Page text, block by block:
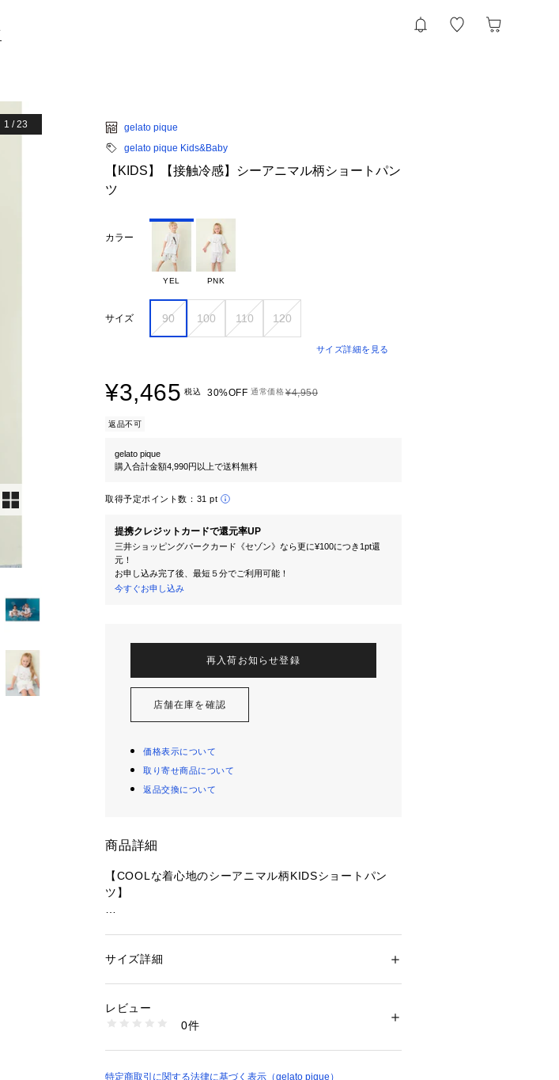
1 /23
gelato pique
gelato pique Kids&Baby
【KIDS】【接触冷感】シーアニマル柄ショートパン
ツ
カラー
YEL PNK
サイズ 90 100 110 120
サイズ詳細を見る
¥3,465 税込 30%OFF 通常価格¥4,950
返品不可
gelato pique
購入合計金額4,990円以上で送料無料
取得予定ポイント数： 31 pt
提携クレジットカードで還元率UP
三井ショッピングパークカード《セゾン》なら更に¥100につき1pt還
元！
お申し込み完了後、最短５分でご利用可能！
今すぐお申し込み
再入荷お知らせ登録
店舗在庫を確認
価格表示について
取り寄せ商品について
返品交換について
商品詳細
【COOLな着心地のシーアニマル柄KIDSショートパン
ツ】
のベア天竺を使用しています。
夏の海でのんびり過ごす動物たちと、ひんやりとしたC
OOLな肌触りが爽快な、カップルやファミリーでお楽し
生き物たちを総柄プリント。生き物たちの可愛さを引き
性別：キッズ・ベビー
商品番号：
PKCP262453 （ショップ）
サイズ詳細
レビュー
0件
特定商取引に関する法律に基づく表示（gelato pique）